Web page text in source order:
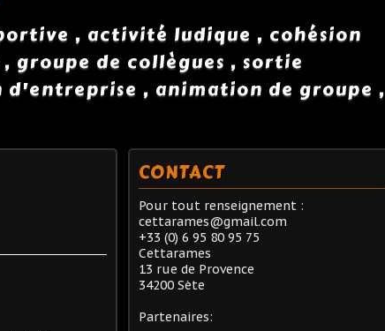
, activité ludique , cohésion
groupe de collègues , sortie
, animation de groupe ,
CONTACT
Pour tout renseignement :
cettarames@gmail.com
+33 (0) 6 95 80 95 75
Cettarames
13 rue de Provence
34200 Sète
Partenaires: